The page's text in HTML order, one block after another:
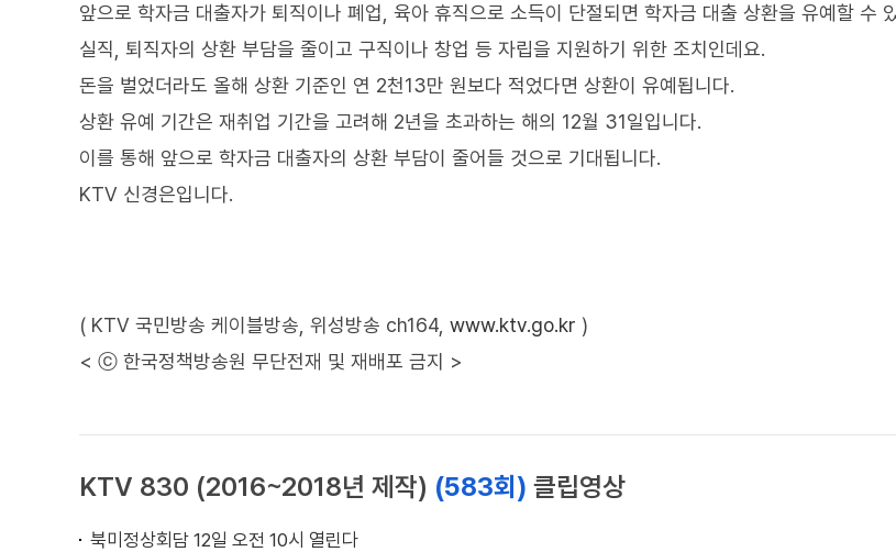
앞으로 학자금 대출자가 퇴직이나 폐업, 육아 휴직으로 소득이 단절되면 학자금 대출 상환을 유예할 수
실직, 퇴직자의 상환 부담을 줄이고 구직이나 창업 등 자립을 지원하기 위한 조치인데요.
돈을 벌었더라도 올해 상환 기준인 연 2천13만 원보다 적었다면 상환이 유예됩니다.
상환 유예 기간은 재취업 기간을 고려해 2년을 초과하는 해의 12월 31일입니다.
이를 통해 앞으로 학자금 대출자의 상환 부담이 줄어들 것으로 기대됩니다.
KTV 신경은입니다.
( KTV 국민방송 케이블방송, 위성방송 ch164, www.ktv.go.kr )
< ⓒ 한국정책방송원 무단전재 및 재배포 금지 >
KTV 830 (2016~2018년 제작) (583회) 클립영상
북미정상회담 12일 오전 10시 열린다